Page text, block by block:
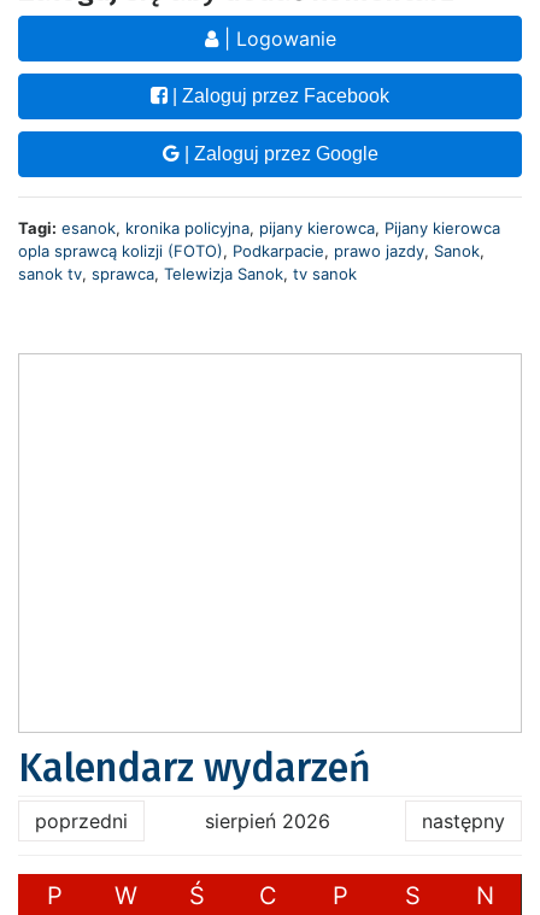
| Logowanie
| Zaloguj przez Facebook
| Zaloguj przez Google
Tagi: esanok, kronika policyjna, pijany kierowca, Pijany kierowca
opla sprawcą kolizji (FOTO), Podkarpacie, prawo jazdy, Sanok,
sanok tv, sprawca, Telewizja Sanok, tv sanok
Kalendarz wydarzeń
poprzedni sierpień 2026 następny
P W Ś C P S N